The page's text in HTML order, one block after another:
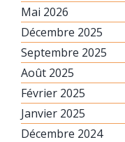
Mai 2026
Décembre 2025
Septembre 2025
Août 2025
Février 2025
Janvier 2025
Décembre 2024